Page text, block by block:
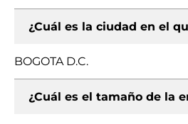
¿Cuál es la ciudad en el
BOGOTA D.C.
¿Cuál es el tamaño de la